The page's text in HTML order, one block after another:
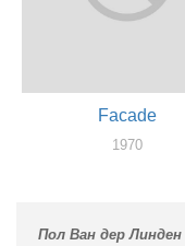
Facade
1970
Пол Ван дер Линден